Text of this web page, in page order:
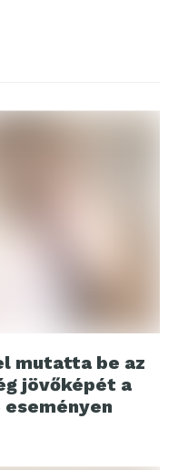
mutatta be az
jövőképét a
eseményen